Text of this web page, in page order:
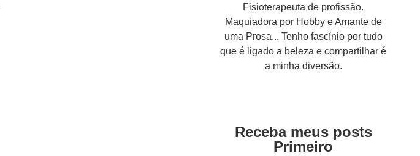
Fisioterapeuta de profissão.
Maquiadora por Hobby e Amante de
uma Prosa... Tenho fascínio por tudo
que é ligado a beleza e compartilhar é
a minha diversão.
Receba meus posts
Primeiro